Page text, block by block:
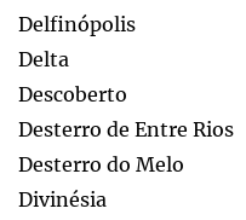
Delfinópolis
Delta
Descoberto
Desterro de Entre Rios
Desterro do Melo
Divinésia